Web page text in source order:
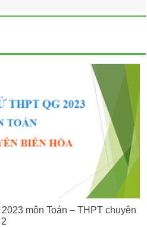
môn Toán – THPT chuyên